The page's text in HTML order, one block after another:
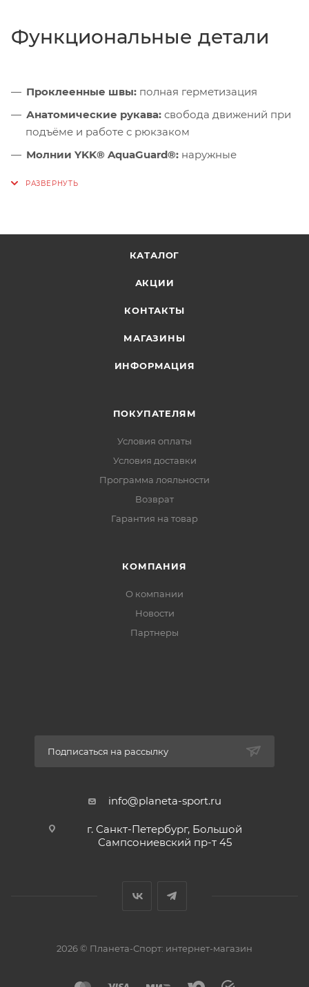
Функциональные детали
Проклеенные швы: полная герметизация
Анатомические рукава: свобода движений при
подъёме и работе с рюкзаком
Молнии YKK® AquaGuard®: наружные
Защита подбородка:комфорт при поднятом
продувание через центральную молнию
Регулировка манжет:плотное прилегание под
Внутренние карманы:два на молниях — для
документов и гаджетов
Регулировка по низу:фиксация в сильный ветер
КАТАЛОГ
АКЦИИ
КОНТАКТЫ
МАГАЗИНЫ
ИНФОРМАЦИЯ
ПОКУПАТЕЛЯМ
Условия оплаты
Условия доставки
Программа лояльности
Возврат
Гарантия на товар
КОМПАНИЯ
О компании
Новости
Партнеры
Подписаться на рассылку
info@planeta-sport.ru
г. Санкт-Петербург, Большой
Сампсониевский пр-т 45
2026 © Планета-Спорт: интернет-магазин